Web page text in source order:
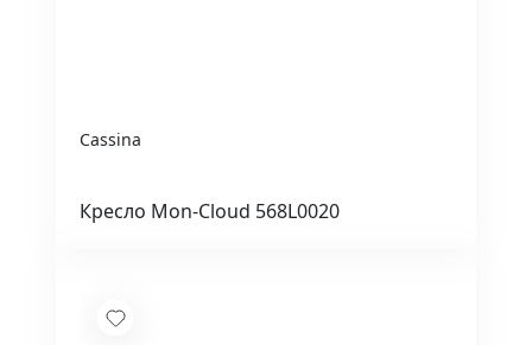
Cassina
Кресло Mon-Cloud 568L0020